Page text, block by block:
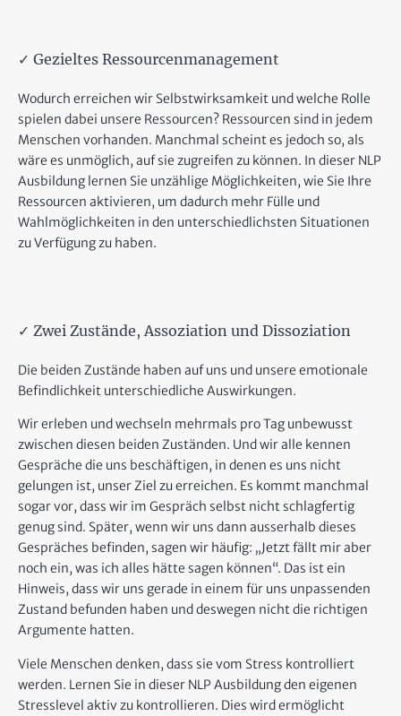
✓ Gezieltes Ressourcenmanagement
Wodurch erreichen wir Selbstwirksamkeit und welche Rolle
spielen dabei unsere Ressourcen? Ressourcen sind in jedem
Menschen vorhanden. Manchmal scheint es jedoch so, als
wäre es unmöglich, auf sie zugreifen zu können. In dieser NLP
Ausbildung lernen Sie unzählige Möglichkeiten, wie Sie Ihre
Ressourcen aktivieren, um dadurch mehr Fülle und
Wahlmöglichkeiten in den unterschiedlichsten Situationen
zu Verfügung zu haben.
✓ Zwei Zustände, Assoziation und Dissoziation
Die beiden Zustände haben auf uns und unsere emotionale
Befindlichkeit unterschiedliche Auswirkungen.
Wir erleben und wechseln mehrmals pro Tag unbewusst
zwischen diesen beiden Zuständen. Und wir alle kennen
Gespräche die uns beschäftigen, in denen es uns nicht
gelungen ist, unser Ziel zu erreichen. Es kommt manchmal
sogar vor, dass wir im Gespräch selbst nicht schlagfertig
genug sind. Später, wenn wir uns dann ausserhalb dieses
Gespräches befinden, sagen wir häufig: „Jetzt fällt mir aber
noch ein, was ich alles hätte sagen können“. Das ist ein
Hinweis, dass wir uns gerade in einem für uns unpassenden
Zustand befunden haben und deswegen nicht die richtigen
Argumente hatten.
Viele Menschen denken, dass sie vom Stress kontrolliert
werden. Lernen Sie in dieser NLP Ausbildung den eigenen
Stresslevel aktiv zu kontrollieren. Dies wird ermöglicht